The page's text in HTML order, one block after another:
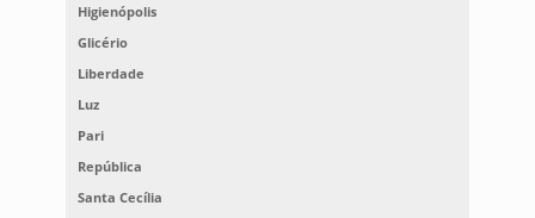
Higienópolis
Glicério
Liberdade
Luz
Pari
República
Santa Cecília